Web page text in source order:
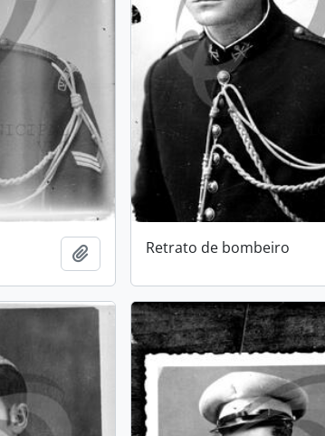
Add to clipboard
Retrato de bombeiro